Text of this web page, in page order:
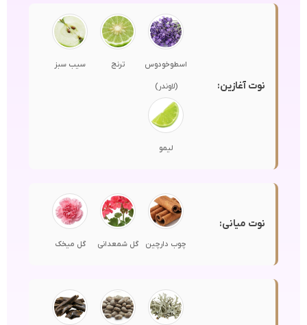
نوت آغازین:
اسطوخودوس
(لاوندر)
ترنج سیب سبز
لیمو
نوت میانی:
چوب دارچین گل شمعدانی گل میخک